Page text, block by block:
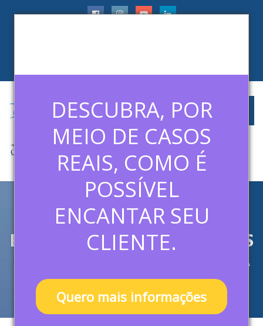
DESCUBRA, POR
MEIO DE CASOS
REAIS, COMO É
POSSÍVEL
ENCANTAR SEU
CLIENTE.
Quero mais informações
CONHEÇA OS 7 PROBLEMAS
EMPRESARIAIS MAIS COMUNS
E COMO EVOLUIR COM CADA
UM